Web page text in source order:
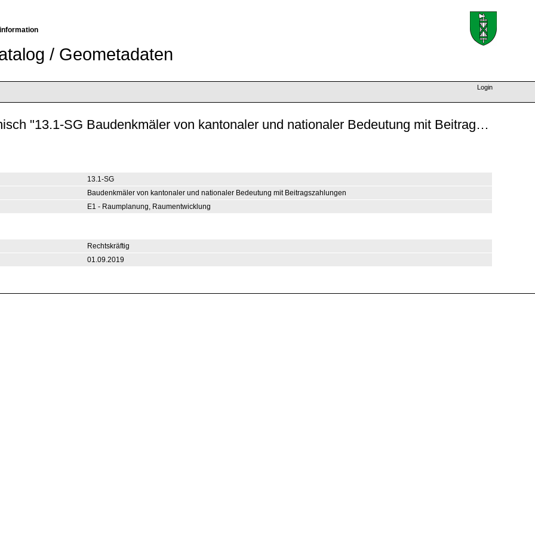
/ Geometadaten
Login
Geobasisdaten technisch "13.1-SG Baudenkmäler von kantonaler und nationaler Bedeutung mit Beitragszahlungen"
13.1-SG
Baudenkmäler von kantonaler und nationaler Bedeutung mit Beitragszahlungen
E1 - Raumplanung, Raumentwicklung
Rechtskräftig
01.09.2019